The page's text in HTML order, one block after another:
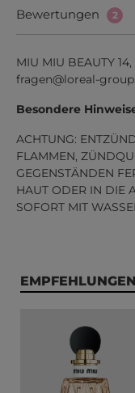
Bewertungen
2
MIU MIU BEAUTY
fragen@loreal-
Besondere
ACHTUNG:
FLAMMEN,
GEGENSTÄNDEN
HAUT ODER IN DIE
SOFORT MIT
Produktgalerie